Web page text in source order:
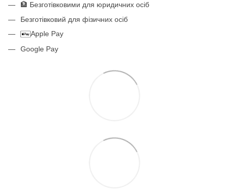
🏦 Безготівковими для юридичних осіб
Безготівковий для фізичних осіб
Apple Pay
Google Pay